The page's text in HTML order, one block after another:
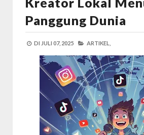
Panggung Dunia
DI JULI 07, 2025 ARTIKEL,